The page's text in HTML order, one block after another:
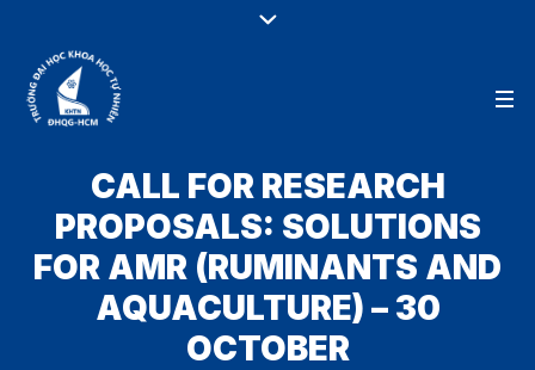
CALL FOR RESEARCH
PROPOSALS: SOLUTIONS
FOR AMR (RUMINANTS AND
AQUACULTURE) – 30
OCTOBER